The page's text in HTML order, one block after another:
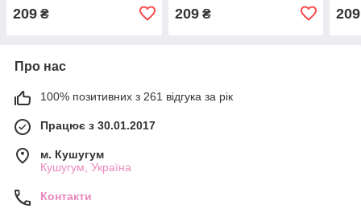
209 ₴ 209₴ 209
Про нас
100% позитивних з 261 відгука за рік
Працює з 30.01.2017
м. Кушугум
Кушугум, Україна
Контакти